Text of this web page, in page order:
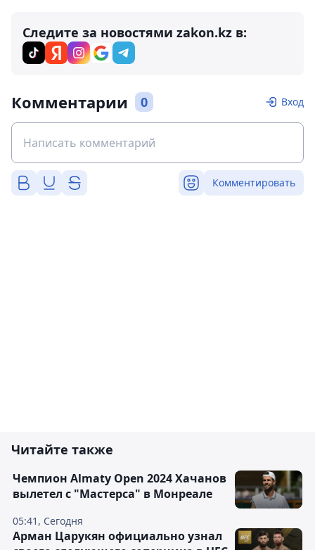
Следите за новостями zakon.kz в:
Комментарии 0 Вход
Комментировать
Читайте также
05:41, Сегодня
Чемпион Almaty Open 2024 Хачанов
вылетел с "Мастерса" в Монреале
Арман Царукян официально узнал